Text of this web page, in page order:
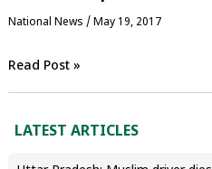
National News / May 19, 2017
Read Post »
LATEST ARTICLES